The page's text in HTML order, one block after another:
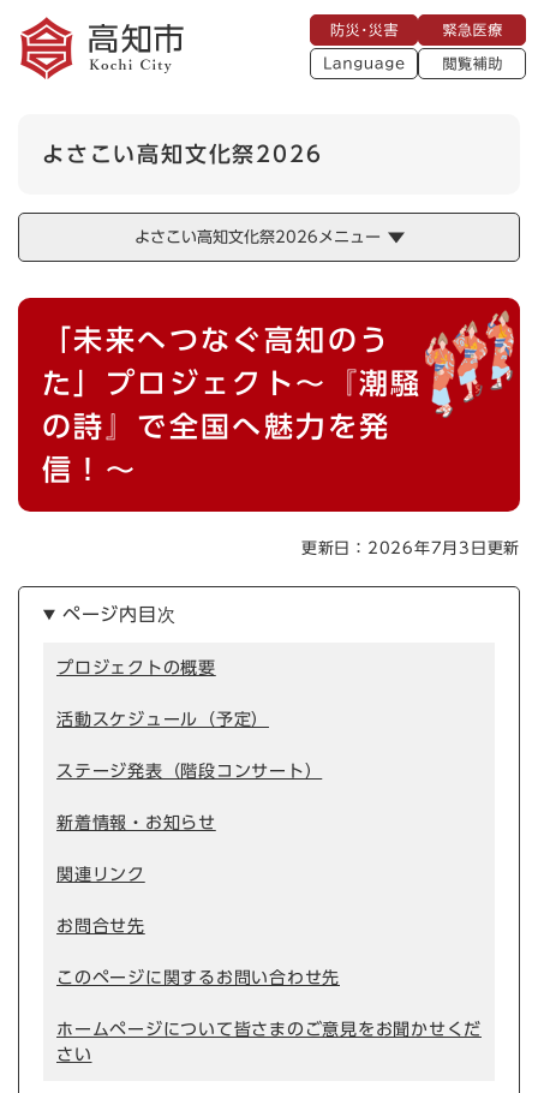
メニューを飛ばして本文へ
災
・
災
急
医
療
L
a
a
g
閲
よさこい高知文化祭2026
よさこい高知文化祭2026メニュー
本
「未来へつなぐ高知のう
た」プロジェクト～『潮騒
の詩』で全国へ魅力を発
信！～
更新日：2026年7月3日更新
ページ内目次
プロジェクトの概要
活動スケジュール（予定）
ステージ発表（階段コンサート）
新着情報・お知らせ
関連リンク
お問合せ先
このページに関するお問い合わせ先
ホームページについて皆さまのご意見をお聞かせくだ
さい